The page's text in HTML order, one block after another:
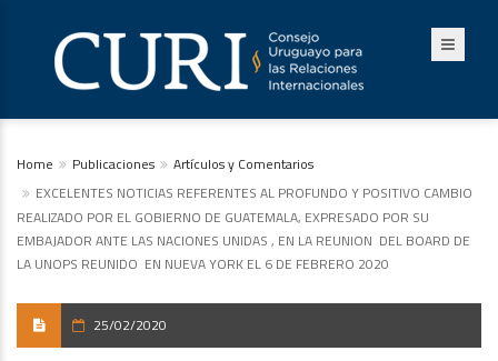
Home Publicaciones
Artículos y Comentarios
EXCELENTES NOTICIAS REFERENTES AL PROFUNDO Y POSITIVO CAMBIO
REALIZADO POR EL GOBIERNO DE GUATEMALA, EXPRESADO POR SU
EMBAJADOR ANTE LAS NACIONES UNIDAS , EN LA REUNION DEL BOARD DE
LA UNOPS REUNIDO EN NUEVA YORK EL 6 DE FEBRERO 2020
25/02/2020